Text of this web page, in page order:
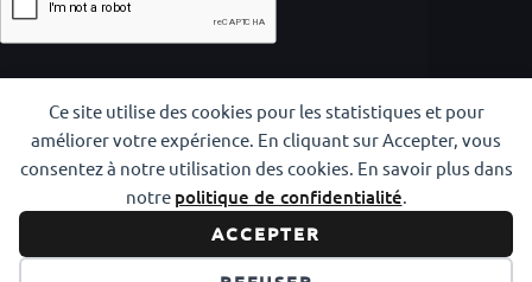
Ce site utilise des cookies pour les statistiques et pour
améliorer votre expérience. En cliquant sur Accepter, vous
consentez à notre utilisation des cookies. En savoir plus dans
notre politique de confidentialité.
ACCEPTER
Copyright © 2026 CODAM Iaido
Réalisationinfo y más